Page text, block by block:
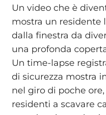
Un video che è
mostra un residente
dalla finestra da
una profonda
Un time-lapse
di sicurezza mostra
nel giro di poche
residenti a scavare